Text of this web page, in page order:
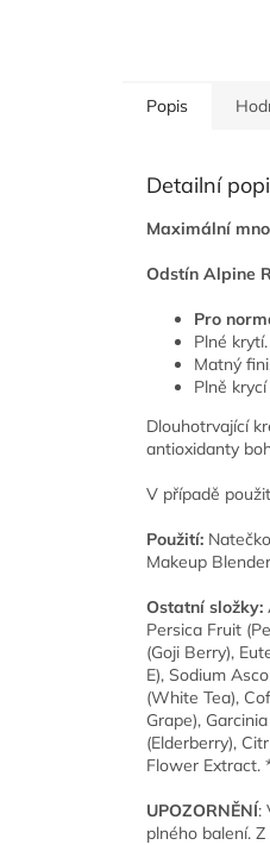
Popis
Detailní
Maximální
Odstín Alpine
Pro
Plné krytí.
Matný
Plně
Dlouhotrvající
antioxidanty
V případě
Použití:
Makeup
Ostatní složky:
Persica Fruit
(Goji Berry),
E), Sodium
(White Tea),
Grape),
(Elderberry),
Flower Extract.
UPOZORNĚNÍ:
plného balení.